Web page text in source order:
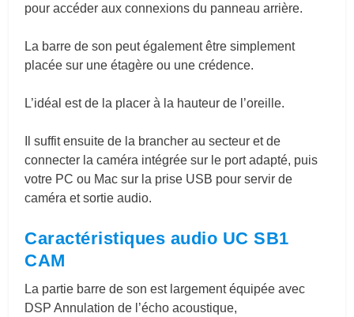
pour accéder aux connexions du panneau arrière.
La barre de son peut également être simplement
placée sur une étagère ou une crédence.
L’idéal est de la placer à la hauteur de l’oreille.
Il suffit ensuite de la brancher au secteur et de
connecter la caméra intégrée sur le port adapté, puis
votre PC ou Mac sur la prise USB pour servir de
caméra et sortie audio.
Caractéristiques audio UC SB1
CAM
La partie barre de son est largement équipée avec
DSP Annulation de l’écho acoustique,